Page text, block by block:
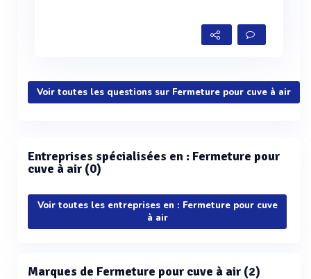
Voir toutes les questions sur Fermeture pour cuve à air
Entreprises spécialisées en : Fermeture pour
cuve à air (0)
Voir toutes les entreprises en : Fermeture pour cuve
à air
Marques de Fermeture pour cuve à air (2)